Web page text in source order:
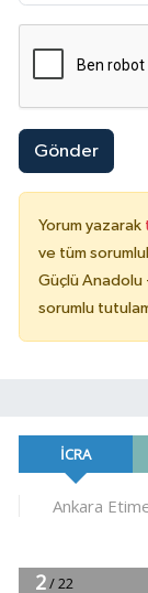
Gönder
Yorum yazarak
ve tüm
Güçlü Anadolu
sorumlu